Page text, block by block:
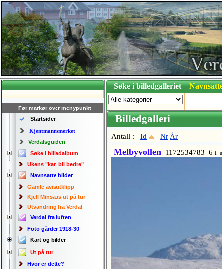
Før markør over menypunkt
Startsiden
Kjentmannsmerket
Verdalsguiden
Søke i billedalbum
Ukens "kan bli bedre"
Navnsatte bilder
Gamle avisutklipp
Kjell Minsaas ut på tur
Utvandring fra Verdal
Verdal fra luften
Foto gårder 1918-30
Kart og bilder
Ut på tur
Hvor er dette?
Søke i billedgalleriet
Billedgalleri
Antall : Id Nr År
Melbyvollen 1172534783 6 1